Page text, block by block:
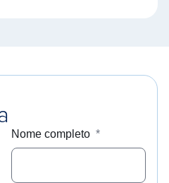
Nome completo *